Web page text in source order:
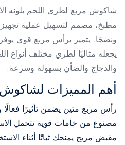
شاكوش مربع لطرى اللحم بلونه
مطبخ، مصمم لتسهيل عملية تجهيز
ونضجًا. يتميز برأس مربع قوي
يجعله مثاليًا لطري مختلف أنواع
والدجاج والضأن بسهولة وسرعة.
أهم المميزات
رأس مربع متين يضمن تأثيرًا فعالًا
مصنوع من خامات قوية تتحمل
مقبض مريح يمنحك ثباتًا أثناء